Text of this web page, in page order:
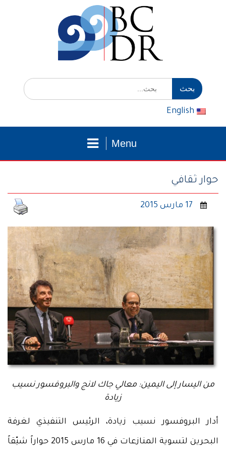
إبحث
عن:
English
Menu
حوار ثقافي
17 مارس 2015
من اليسار إلى اليمين: معالي جاك لانج والبروفسور نسيب
زيادة
أدار البروفسور نسيب زيادة، الرئيس التنفيذي لغرفة
البحرين لتسوية المنازعات في 16 مارس 2015 حواراً شيّقاً